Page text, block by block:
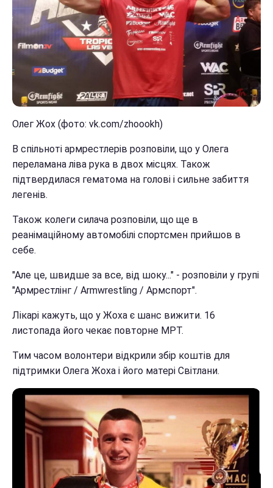
Олег Жох (фото: vk.com/zhoookh)
В спільноті армрестлерів розповіли, що у Олега
переламана ліва рука в двох місцях. Також
підтвердилася гематома на голові і сильне забиття
легенів.
Також колеги силача розповіли, що ще в
реанімаційному автомобілі спортсмен прийшов в
себе.
"Але це, швидше за все, від шоку..." - розповіли у групі
"Армрестлінг / Armwrestling / Армспорт".
Лікарі кажуть, що у Жоха є шанс вижити. 16
листопада його чекає повторне МРТ.
Тим часом волонтери відкрили збір коштів для
підтримки Олега Жоха і його матері Світлани.